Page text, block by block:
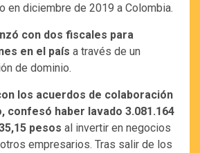
en diciembre de 2019 a Colombia.
con dos fiscales para
en el país a través de un
de dominio.
los acuerdos de colaboración
confesó haber lavado 3.081.164
pesos al invertir en negocios
empresarios. Tras salir de los